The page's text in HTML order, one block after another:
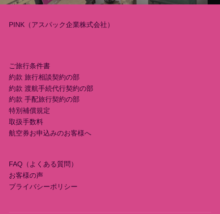
ー
シ
ン
PINK（アスパック企業株式会社）
ご旅行条件書
約款 旅行相談契約の部
約款 渡航手続代行契約の部
約款 手配旅行契約の部
特別補償規定
取扱手数料
航空券お申込みのお客様へ
FAQ（よくある質問）
お客様の声
プライバシーポリシー